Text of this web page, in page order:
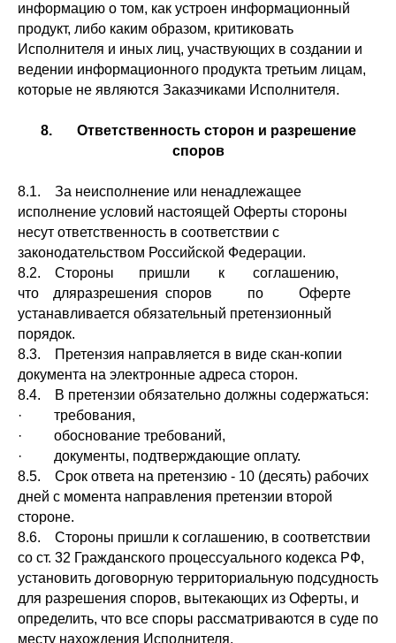
информацию о том, как устроен информационный
продукт, либо каким образом, критиковать
Исполнителя и иных лиц, участвующих в создании и
ведении информационного продукта третьим лицам,
которые не являются Заказчиками Исполнителя.
8. Ответственность сторон и разрешение
споров
8.1. За неисполнение или ненадлежащее
исполнение условий настоящей Оферты стороны
несут ответственность в соответствии с
законодательством Российской Федерации.
8.2. Стороны пришли к соглашению,
что дляразрешения споров по Оферте
устанавливается обязательный претензионный
порядок.
8.3. Претензия направляется в виде скан-копии
документа на электронные адреса сторон.
8.4. В претензии обязательно должны содержаться:
· требования,
· обоснование требований,
· документы, подтверждающие оплату.
8.5. Срок ответа на претензию - 10 (десять) рабочих
дней с момента направления претензии второй
стороне.
8.6. Стороны пришли к соглашению, в соответствии
со ст. 32 Гражданского процессуального кодекса РФ,
установить договорную территориальную подсудность
для разрешения споров, вытекающих из Оферты, и
определить, что все споры рассматриваются в суде по
месту нахождения Исполнителя.